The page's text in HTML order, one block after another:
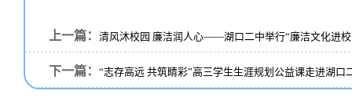
上一篇： 清风沐校园 廉洁润人心——湖口二中举行“廉洁文化进
下一篇： “志存高远 共筑睛彩”高三学生生涯规划公益课走进湖口